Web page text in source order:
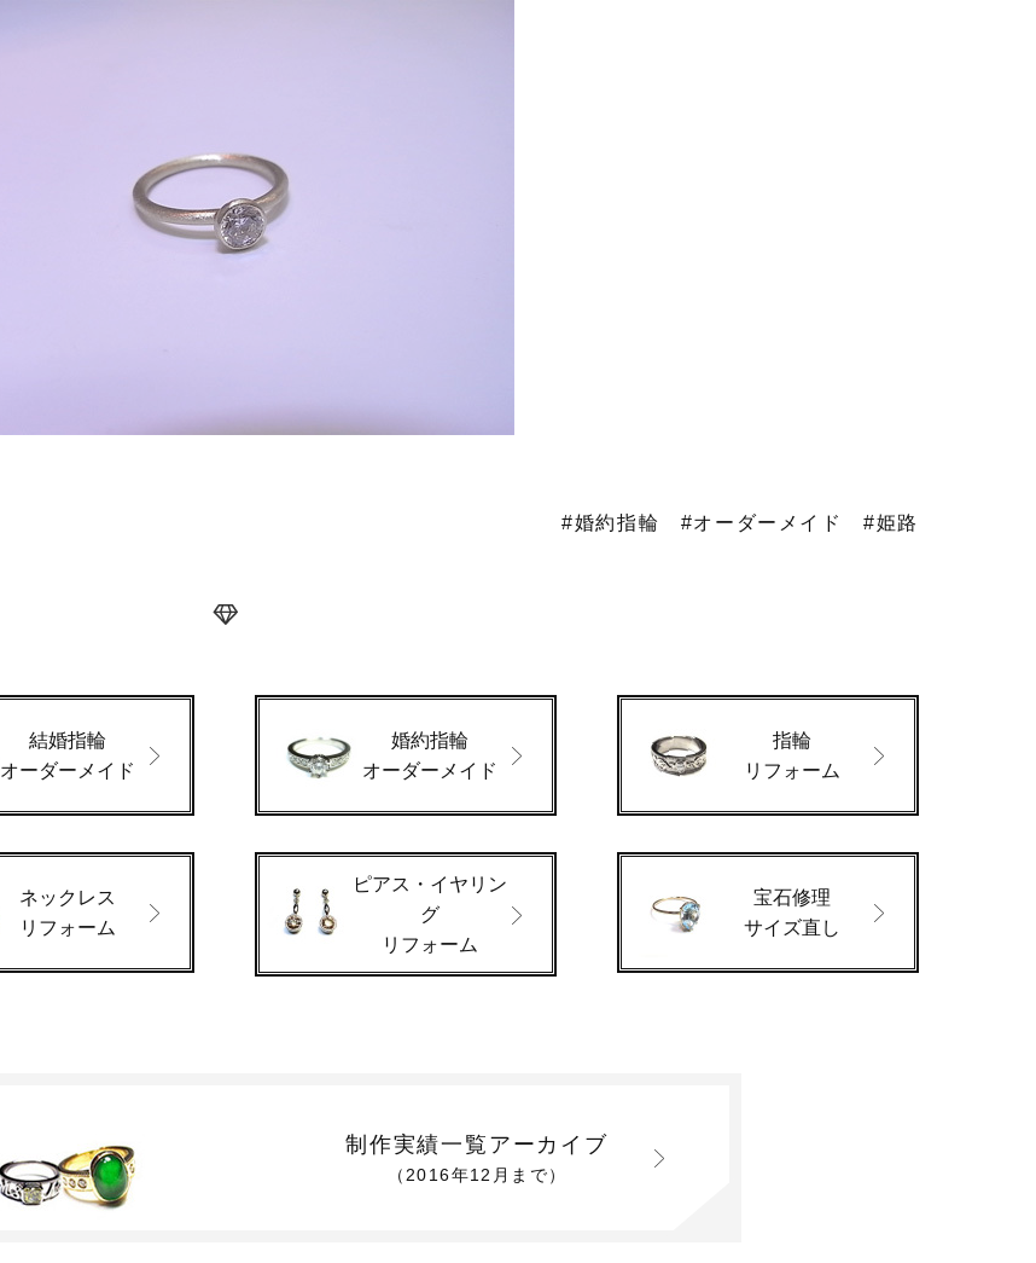
#婚約指輪 #オーダーメイド #姫路
結婚指輪
オーダーメイド
婚約指輪
オーダーメイド
指輪
リフォーム
ネックレス
リフォーム
ピアス・イヤリン
グ
リフォーム
宝石修理
サイズ直し
制作実績一覧アーカイブ
（2016年12月まで）